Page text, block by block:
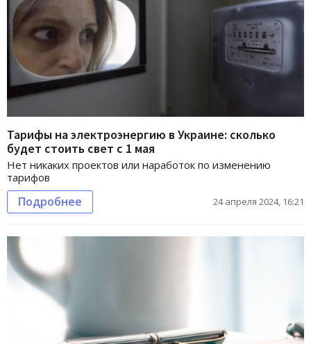
Тарифы на электроэнергию в Украине: сколько
будет стоить свет с 1 мая
Нет никаких проектов или наработок по изменению
тарифов
Подробнее 24 апреля 2024, 16:21